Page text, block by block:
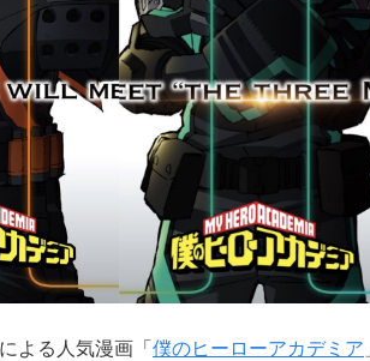
よる人気漫画「 僕のヒーローアカデミア